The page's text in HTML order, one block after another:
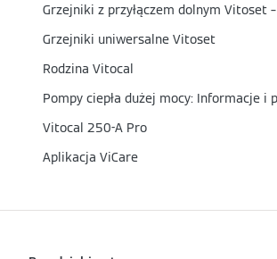
Grzejniki z przyłączem dolnym Vitoset
Grzejniki uniwersalne Vitoset
Rodzina Vitocal
Vitocal 250-A Pro
Aplikacja ViCare